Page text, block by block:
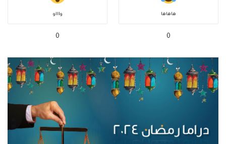
هاهاها
0
واااو
0